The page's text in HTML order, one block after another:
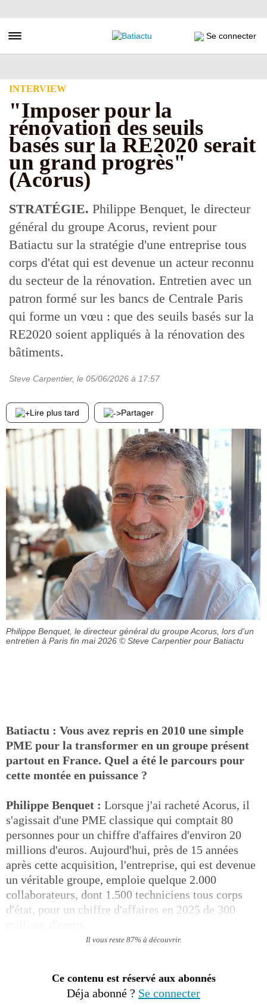
au
principal
Toggle navigation Se connecter
INTERVIEW
"Imposer pour la
rénovation des seuils
basés sur la RE2020 serait
un grand progrès"
(Acorus)
STRATÉGIE. Philippe Benquet, le directeur
général du groupe Acorus, revient pour
Batiactu sur la stratégie d'une entreprise tous
corps d'état qui est devenue un acteur reconnu
du secteur de la rénovation. Entretien avec un
patron formé sur les bancs de Centrale Paris
qui forme un vœu : que des seuils basés sur la
RE2020 soient appliqués à la rénovation des
bâtiments.
Steve Carpentier, le 05/06/2026 à 17:57
Lire plus tard Partager
Philippe Benquet, le directeur général du groupe Acorus, lors d'un
entretien à Paris fin mai 2026 © Steve Carpentier pour Batiactu
Batiactu : Vous avez repris en 2010 une simple
PME pour la transformer en un groupe présent
partout en France. Quel a été le parcours pour
cette montée en puissance ?
Philippe Benquet : Lorsque j'ai racheté Acorus, il
s'agissait d'une PME classique qui comptait 80
personnes pour un chiffre d'affaires d'environ 20
millions d'euros. Aujourd'hui, près de 15 années
après cette acquisition, l'entreprise, qui est devenue
un véritable groupe, emploie quelque 2.000
collaborateurs, dont 1.500 techniciens tous corps
d'état, pour un chiffre d'affaires en 2025 de 300
Il vous reste 87% à découvrir.
Ce contenu est réservé aux abonnés
Déja abonné ? Se connecter